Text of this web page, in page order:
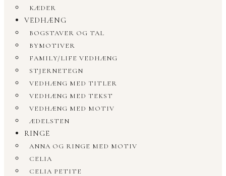
KÆDER
VEDHÆNG
BOGSTAVER OG TAL
BYMOTIVER
FAMILY/LIFE VEDHÆNG
STJERNETEGN
VEDHÆNG MED TITLER
VEDHÆNG MED TEKST
VEDHÆNG MED MOTIV
ÆDELSTEN
RINGE
ANNA OG RINGE MED MOTIV
CELIA
CELIA PETITE